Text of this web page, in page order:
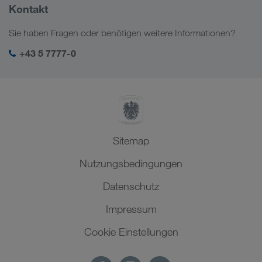
Mehr erfahren
Firmeninformation
SHEQ-Management
Kontakt
Sie haben Fragen oder benötigen weitere Informationen?
+43 5 7777-0
Sitemap
Nutzungsbedingungen
Datenschutz
Impressum
Cookie Einstellungen